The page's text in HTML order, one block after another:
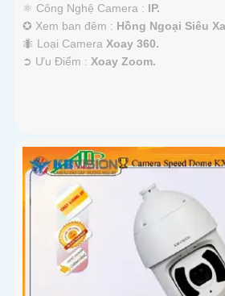
⚛️ Công Nghệ Camera : IP.
✪ Xem ban đêm : Hồng Ngoại Siêu
🐜 Loại Camera Xoay 360.
️➲ Ưu Điểm : Xoay Zoom.